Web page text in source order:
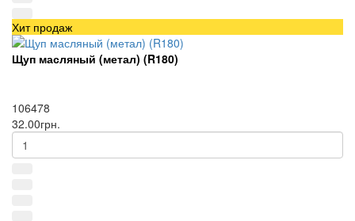
Хит продаж
Щуп масляный (метал) (R180)
106478
32.00грн.